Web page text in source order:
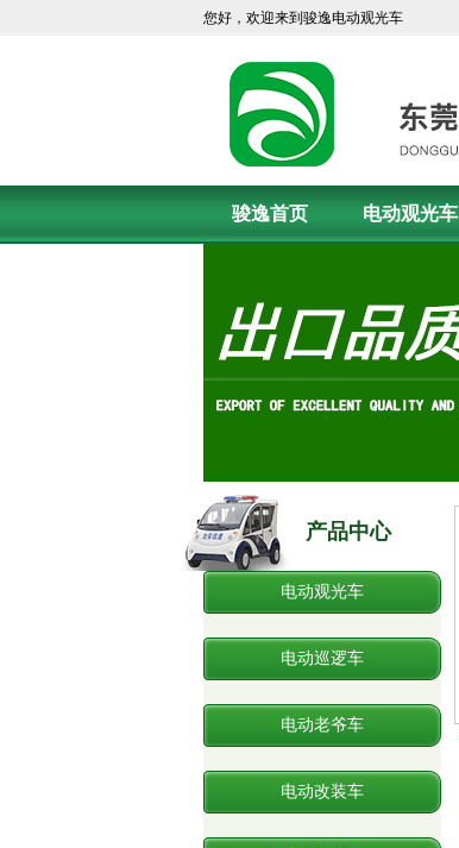
您好，欢迎来到骏逸电动观光车
骏逸首页 电动观光车
产品中心
电动观光车
电动巡逻车
电动老爷车
电动改装车